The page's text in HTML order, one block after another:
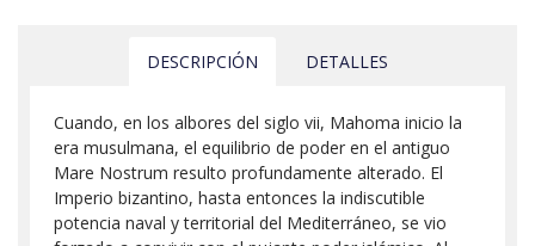
DESCRIPCIÓN DETALLES
Cuando, en los albores del siglo vii, Mahoma inicio la
era musulmana, el equilibrio de poder en el antiguo
Mare Nostrum resulto profundamente alterado. El
Imperio bizantino, hasta entonces la indiscutible
potencia naval y territorial del Mediterráneo, se vio